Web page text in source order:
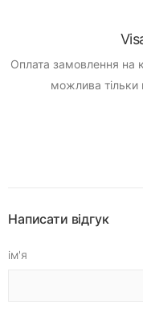
Оплата замовлення на
можлива тільки
Написати відгук
ім'я